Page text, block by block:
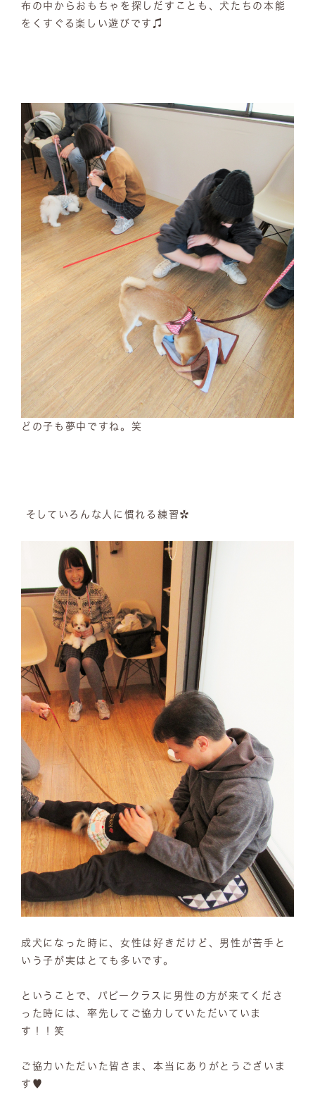
布の中からおもちゃを探しだすことも、犬たちの本能
をくすぐる楽しい遊びです♫
どの子も夢中ですね。笑
そしていろんな人に慣れる練習✿
成犬になった時に、女性は好きだけど、男性が苦手と
いう子が実はとても多いです。
ということで、パピークラスに男性の方が来てくださ
った時には、率先してご協力していただいていま
す！！笑
ご協力いただいた皆さま、本当にありがとうございま
す♥